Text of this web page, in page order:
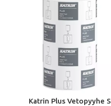
Katrin Plus Vetopyyhe S